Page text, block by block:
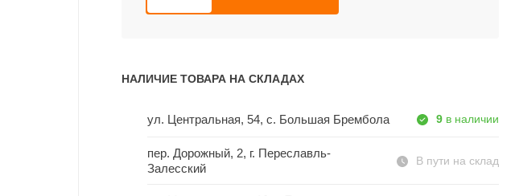
НАЛИЧИЕ ТОВАРА НА СКЛАДАХ
ул. Центральная, 54, c. Большая Брембола 9 в наличии
пер. Дорожный, 2, г. Переславль-
Залесский
В пути на склад